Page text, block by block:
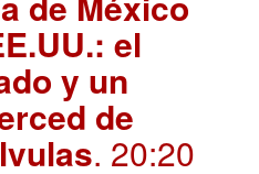
el
y un
de
. 20:20